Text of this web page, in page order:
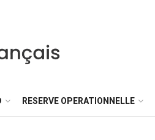
RESERVE OPERATIONNELLE